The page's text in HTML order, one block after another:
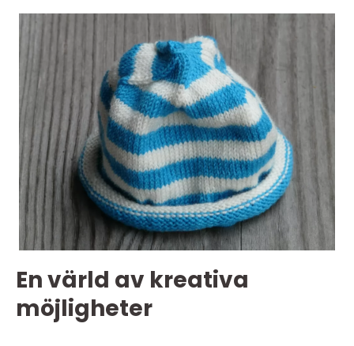
En värld av kreativa
möjligheter